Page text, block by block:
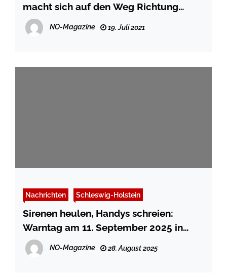
macht sich auf den Weg Richtung
Katastrophengebiet
NO-Magazine 19. Juli 2021
Nachrichten Schleswig-Holstein
Sirenen heulen, Handys schreien:
Warntag am 11. September 2025 in
Schleswig-Holstein
NO-Magazine 28. August 2025